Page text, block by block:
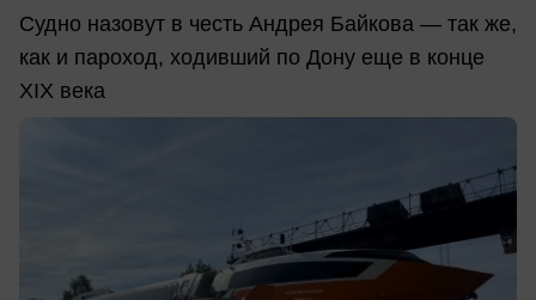
Судно назовут в честь Андрея Байкова — так же,
как и пароход, ходивший по Дону еще в конце
XIX века